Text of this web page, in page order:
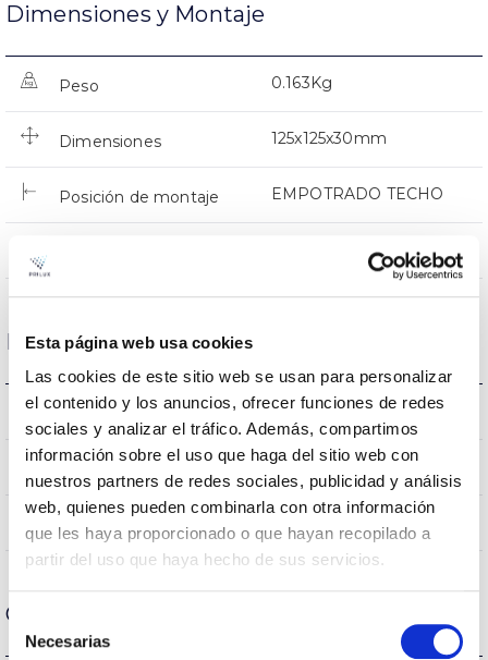
Esta página web usa cookies
Las cookies de este sitio web se usan para personalizar
el contenido y los anuncios, ofrecer funciones de redes
sociales y analizar el tráfico. Además, compartimos
información sobre el uso que haga del sitio web con
nuestros partners de redes sociales, publicidad y análisis
web, quienes pueden combinarla con otra información
que les haya proporcionado o que hayan recopilado a
partir del uso que haya hecho de sus servicios.
Selección
Necesarias
Dimensiones y Montaje
Peso 0.163Kg
Dimensiones 125x125x30mm
Posición de montaje EMPOTRADO TECHO
Datos ópticos
Temperatura de color 4000K
CRI Índice de repr. cromática 80
Ángulo de apertura
Carcasa y Acabado